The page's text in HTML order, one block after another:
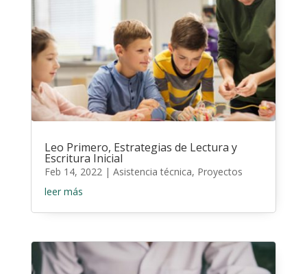
Leo Primero, Estrategias de Lectura y
Escritura Inicial
Feb 14, 2022| Asistencia técnica, Proyectos
leer más